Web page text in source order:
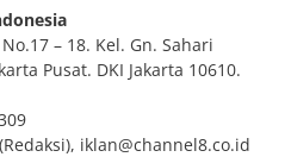
– 18. Kel. Gn. Sahari
Pusat. DKI Jakarta 10610.
(Redaksi), iklan@channel8.co.id